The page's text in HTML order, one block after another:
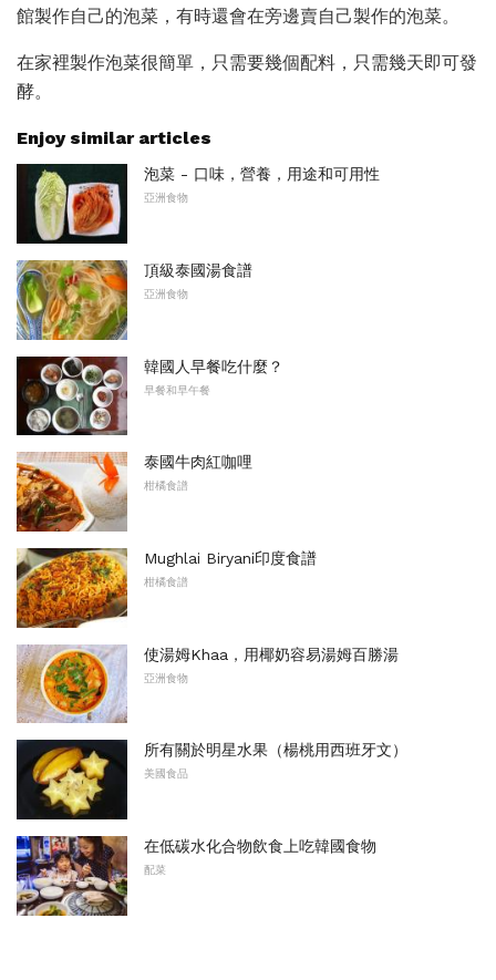
館製作自己的泡菜，有時還會在旁邊賣自己製作的泡菜。
在家裡製作泡菜很簡單，只需要幾個配料，只需幾天即可發
酵。
Enjoy similar articles
泡菜 - 口味，營養，用途和可用性
亞洲食物
頂級泰國湯食譜
亞洲食物
韓國人早餐吃什麼？
早餐和早午餐
泰國牛肉紅咖哩
柑橘食譜
Mughlai Biryani印度食譜
柑橘食譜
使湯姆Khaa，用椰奶容易湯姆百勝湯
亞洲食物
所有關於明星水果（楊桃用西班牙文）
美國食品
在低碳水化合物飲食上吃韓國食物
配菜